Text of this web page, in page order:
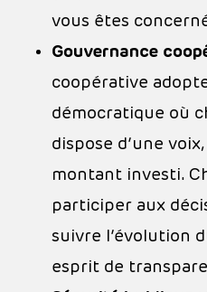
vous êtes
Gouvernance
coopérative
démocratique où
dispose d’une
montant investi.
participer aux
suivre l’évolution
esprit de